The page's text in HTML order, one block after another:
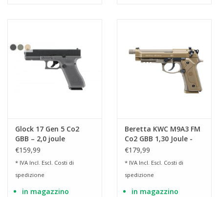
Glock 17 Gen 5 Co2
GBB – 2,0 joule
€159,99
* IVA Incl. Escl. Costi di
spedizione
in magazzino
Beretta KWC M9A3 FM
Co2 GBB 1,30 Joule -
FDE
€179,99
* IVA Incl. Escl. Costi di
spedizione
in magazzino